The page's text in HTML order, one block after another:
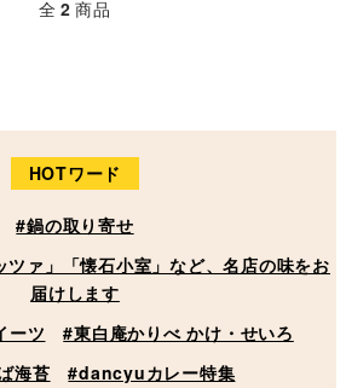
全 2 商品
HOTワード
#鍋の取り寄せ
ァ」「懐石小室」など、名店の味をお
届けします
ーツ
#東白庵かりべ かけ・せいろ
海苔
#dancyuカレー特集